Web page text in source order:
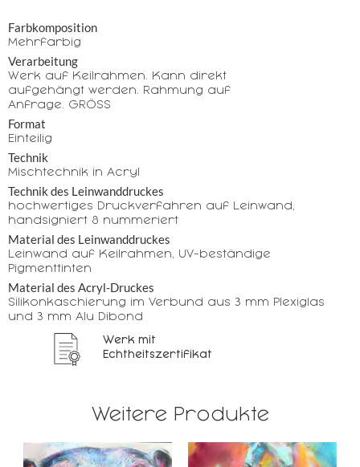
Farbkomposition
Mehrfarbig
Verarbeitung
Werk auf Keilrahmen. Kann direkt
aufgehängt werden. Rahmung auf
Anfrage. GRÖSS
Format
Einteilig
Technik
Mischtechnik in Acryl
Technik des Leinwanddruckes
hochwertiges Druckverfahren auf Leinwand,
handsigniert & nummeriert
Material des Leinwanddruckes
Leinwand auf Keilrahmen, UV-beständige
Pigmenttinten
Material des Acryl-Druckes
Silikonkaschierung im Verbund aus 3 mm Plexiglas
und 3 mm Alu Dibond
Werk mit
Echtheitszertifikat
Weitere Produkte